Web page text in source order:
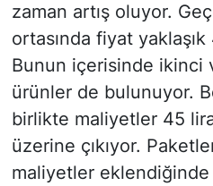
zaman artış oluyor.
ortasında fiyat yaklaşık
Bunun içerisinde ikinci
ürünler de bulunuyor.
birlikte maliyetler 45
üzerine çıkıyor.
maliyetler